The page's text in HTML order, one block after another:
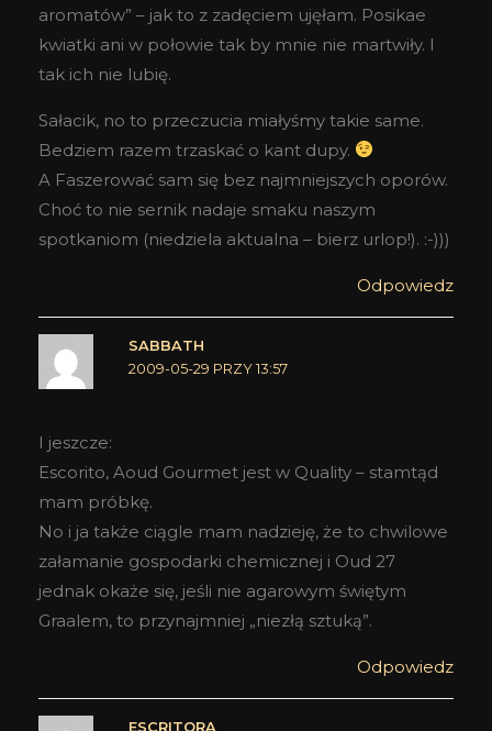
aromatów” – jak to z zadęciem ujęłam. Posikae
kwiatki ani w połowie tak by mnie nie martwiły. I
tak ich nie lubię.
Sałacik, no to przeczucia miałyśmy takie same.
Bedziem razem trzaskać o kant dupy.
A Faszerować sam się bez najmniejszych oporów.
Choć to nie sernik nadaje smaku naszym
spotkaniom (niedziela aktualna – bierz urlop!). :-)))
Odpowiedz
SABBATH
2009-05-29 PRZY 13:57
I jeszcze:
Escorito, Aoud Gourmet jest w Quality – stamtąd
mam próbkę.
No i ja także ciągle mam nadzieję, że to chwilowe
załamanie gospodarki chemicznej i Oud 27
jednak okaże się, jeśli nie agarowym świętym
Graalem, to przynajmniej „niezłą sztuką”.
Odpowiedz
ESCRITORA